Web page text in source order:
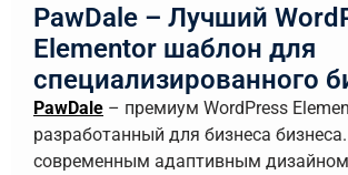
PawDale – Лучший
Elementor шаблон для
специализированного
PawDale – премиум WordPress
разработанный для бизнеса
современным адаптивным